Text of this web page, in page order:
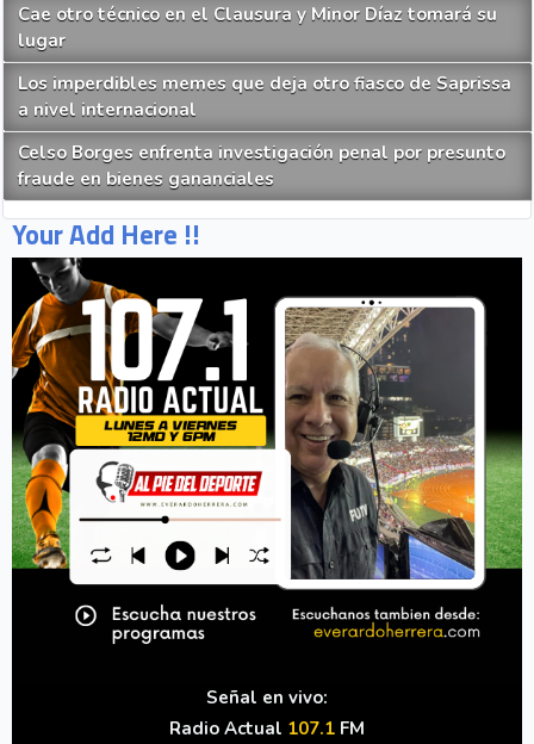
Cae otro técnico en el Clausura y Minor Díaz tomará su
lugar
Los imperdibles memes que deja otro fiasco de Saprissa
a nivel internacional
Celso Borges enfrenta investigación penal por presunto
fraude en bienes gananciales
Your Add Here !!
Señal en vivo:
Radio Actual 107.1 FM